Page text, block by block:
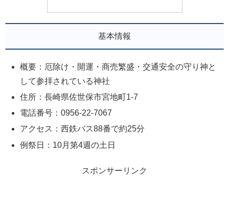
基本情報
概要：厄除け・開運・商売繁盛・交通安全の守り神と
して参拝されている神社
住所：長崎県佐世保市宮地町1-7
電話番号：0956-22-7067
アクセス：西鉄バス88番で約25分
例祭日：10月第4週の土日
スポンサーリンク